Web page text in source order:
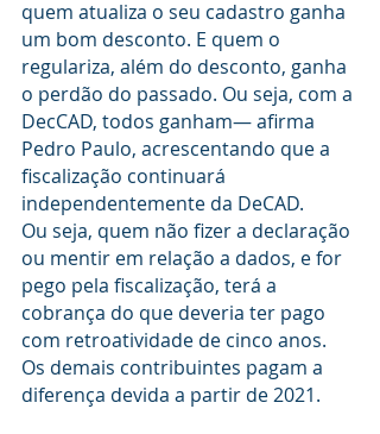
quem atualiza o seu cadastro ganha
um bom desconto. E quem o
regulariza, além do desconto, ganha
o perdão do passado. Ou seja, com a
DecCAD, todos ganham— afirma
Pedro Paulo, acrescentando que a
fiscalização continuará
independentemente da DeCAD.
Ou seja, quem não fizer a declaração
ou mentir em relação a dados, e for
pego pela fiscalização, terá a
cobrança do que deveria ter pago
com retroatividade de cinco anos.
Os demais contribuintes pagam a
diferença devida a partir de 2021.